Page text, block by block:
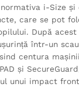
i-Size și
care se pot
După
într-un
centura
și
unui impact